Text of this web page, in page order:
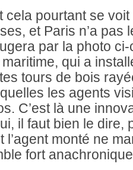
cela pourtant se
et Paris n’a pas
par la photo
maritime, qui a
tours de bois
les agents
C’est là une
il faut bien le dire,
l’agent monté ne
fort